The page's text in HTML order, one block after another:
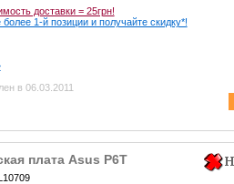
доставки = 25грн!
1-й позиции и получайте скидку*!
в 06.03.2011
плата Asus P6T